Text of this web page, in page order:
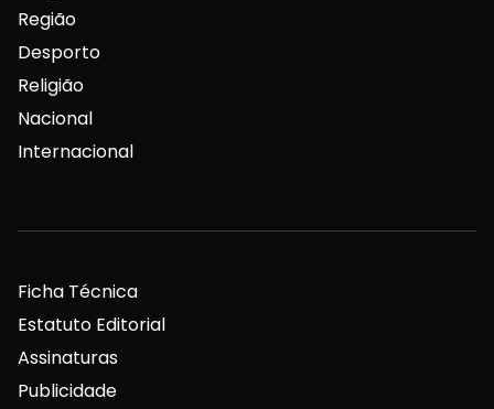
Região
Desporto
Religião
Nacional
Internacional
Ficha Técnica
Estatuto Editorial
Assinaturas
Publicidade